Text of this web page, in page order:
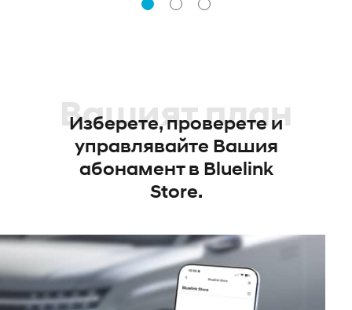
Вашият план
Изберете, проверете и
управлявайте Вашия
абонамент в Bluelink
Store.